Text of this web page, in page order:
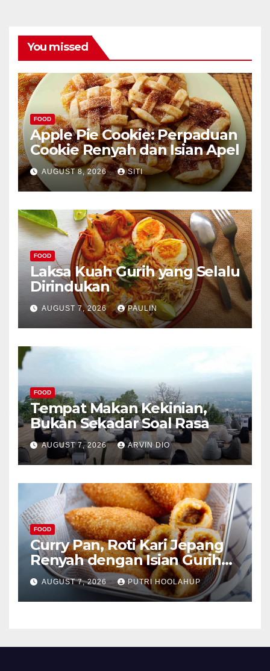
You missed
FOOD
Apple Pie Cookie: Perpaduan
Cookie Renyah dan Isian Apel
AUGUST 8, 2026 SITI
FOOD
Laksa Kuah Gurih yang Selalu
Dirindukan
AUGUST 7, 2026 PAULIN
FOOD
Tempat Makan Kekinian,
Bukan Sekadar Soal Rasa
AUGUST 7, 2026 ARVIN DIO
FOOD
Curry Pan, Roti Kari Jepang
Renyah dengan Isian Gurih
Menggoda
AUGUST 7, 2026 PUTRI HOOLAHUP